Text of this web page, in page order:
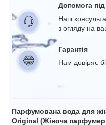
Допомога
Наш
з огляду на
Гарантія
Нам довіряє
Парфумована вода для
Original (Жіноча